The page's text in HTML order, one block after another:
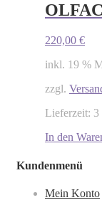
220,00 €
inkl. 19 %
zzgl.
Lieferzeit: 3
In den
Kundenmenü
Mein Konto